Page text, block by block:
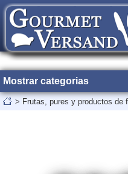
Mostrar categorias
> Frutas, pures y productos de